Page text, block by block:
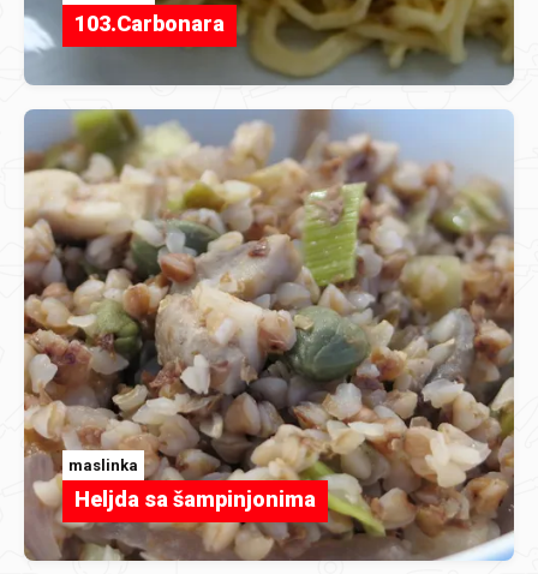
103.Carbonara
maslinka
Heljda sa šampinjonima